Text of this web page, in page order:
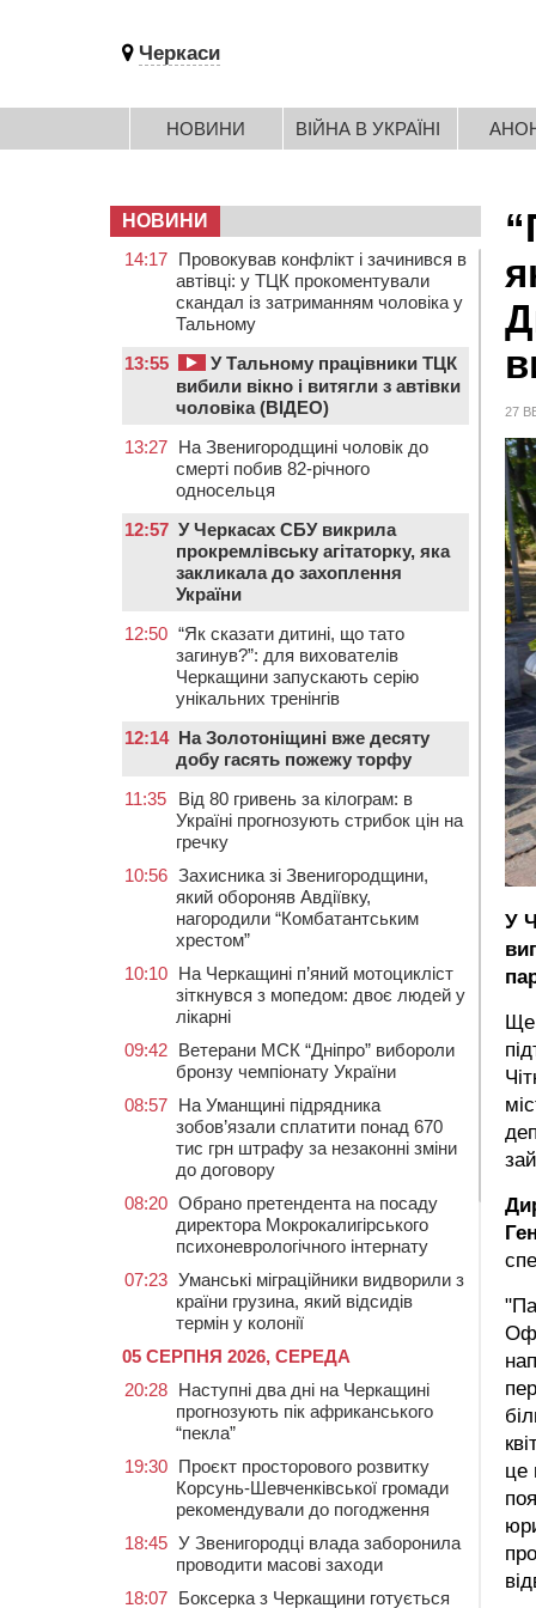
Черкаси
НОВИНИ ВІЙНА В УКРАЇНІ
27
У
Ще
це
НОВИНИ
14:17 Провокував конфлікт і зачинився в
автівці: у ТЦК прокоментували
скандал із затриманням чоловіка у
Тальному
13:55
У Тальному працівники ТЦК
вибили вікно і витягли з автівки
чоловіка (ВІДЕО)
13:27 На Звенигородщині чоловік до
смерті побив 82-річного
односельця
12:57 У Черкасах СБУ викрила
прокремлівську агітаторку, яка
закликала до захоплення
України
12:50 “Як сказати дитині, що тато
загинув?”: для вихователів
Черкащини запускають серію
унікальних тренінгів
12:14 На Золотоніщині вже десяту
добу гасять пожежу торфу
11:35
Від 80 гривень за кілограм: в
Україні прогнозують стрибок цін на
гречку
10:56 Захисника зі Звенигородщини,
який обороняв Авдіївку,
нагородили “Комбатантським
хрестом”
10:10 На Черкащині п’яний мотоцикліст
зіткнувся з мопедом: двоє людей у
лікарні
09:42 Ветерани МСК “Дніпро” вибороли
бронзу чемпіонату України
08:57 На Уманщині підрядника
зобов’язали сплатити понад 670
тис грн штрафу за незаконні зміни
до договору
08:20 Обрано претендента на посаду
директора Мокрокалигірського
психоневрологічного інтернату
07:23 Уманські міграційники видворили з
країни грузина, який відсидів
термін у колонії
05 СЕРПНЯ 2026, СЕРЕДА
20:28 Наступні два дні на Черкащині
прогнозують пік африканського
“пекла”
19:30 Проєкт просторового розвитку
Корсунь-Шевченківської громади
рекомендували до погодження
18:45 У Звенигородці влада заборонила
проводити масові заходи
18:07 Боксерка з Черкащини готується